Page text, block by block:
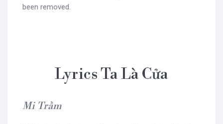
been removed.
Lyrics Ta Là Cửa
Mi Trầm